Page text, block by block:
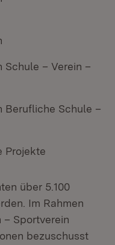
Schule – Verein –
Berufliche Schule –
Projekte
über 5.100
Im Rahmen
– Sportverein
bezuschusst